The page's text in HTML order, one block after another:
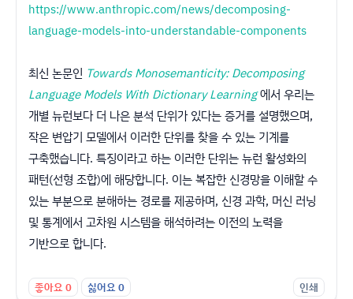
https://www.anthropic.com/news/decomposing-
language-models-into-understandable-components
최신 논문인 Towards Monosemanticity: Decomposing
Language Models With Dictionary Learning에서 우리는
개별 뉴런보다 더 나은 분석 단위가 있다는 증거를 설명했으며,
작은 변압기 모델에서 이러한 단위를 찾을 수 있는 기계를
구축했습니다. 특징이라고 하는 이러한 단위는 뉴런 활성화의
패턴(선형 조합)에 해당합니다. 이는 복잡한 신경망을 이해할 수
있는 부분으로 분해하는 경로를 제공하며, 신경 과학, 머신 러닝
및 통계에서 고차원 시스템을 해석하려는 이전의 노력을
기반으로 합니다.
좋아요0 싫어요0 인쇄